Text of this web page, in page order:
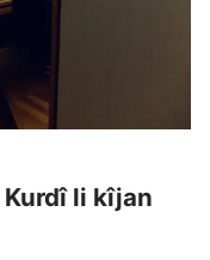
li kîjan